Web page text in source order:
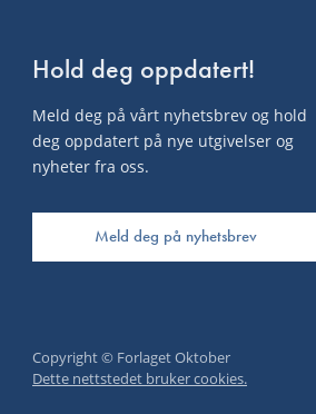
Hold deg oppdatert!
Meld deg på vårt nyhetsbrev og hold
deg oppdatert på nye utgivelser og
nyheter fra oss.
Meld deg på nyhetsbrev
Copyright © Forlaget Oktober
Dette nettstedet bruker cookies.